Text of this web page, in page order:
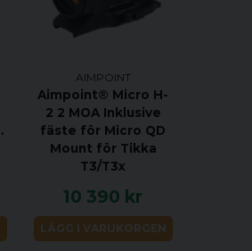
AIMPOINT
Aimpoint® Micro H-
2 2 MOA Inklusive
fäste för Micro QD
Mount för Tikka
T3/T3x
10 390 kr
LÄGG I VARUKORGEN